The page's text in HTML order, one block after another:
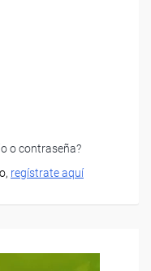
o contraseña?
regístrate aquí